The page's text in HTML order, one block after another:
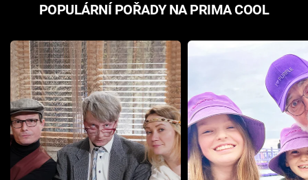
POPULÁRNÍ POŘADY NA PRIMA COOL